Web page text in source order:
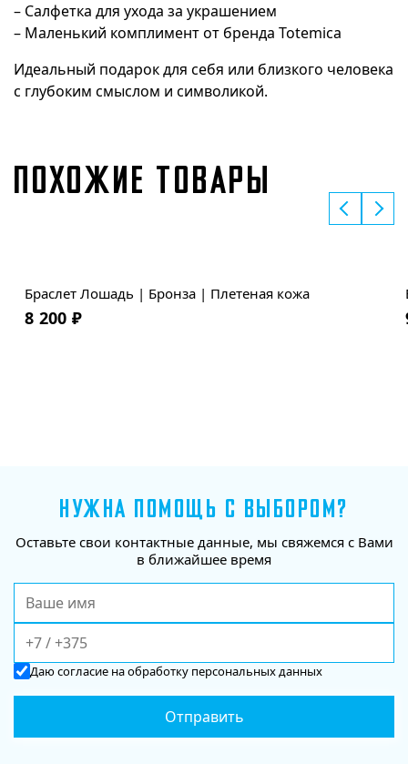
– Салфетка для ухода за украшением
– Маленький комплимент от бренда Totemica
Идеальный подарок для себя или близкого человека
с глубоким смыслом и символикой.
ПОХОЖИЕ ТОВАРЫ
Браслет Лошадь | Бронза | Плетеная кожа
8 200 ₽
НУЖНА ПОМОЩЬ С ВЫБОРОМ?
Оставьте свои контактные данные, мы свяжемся с Вами
в ближайшее время
Даюсогласие на обработку персональных данных